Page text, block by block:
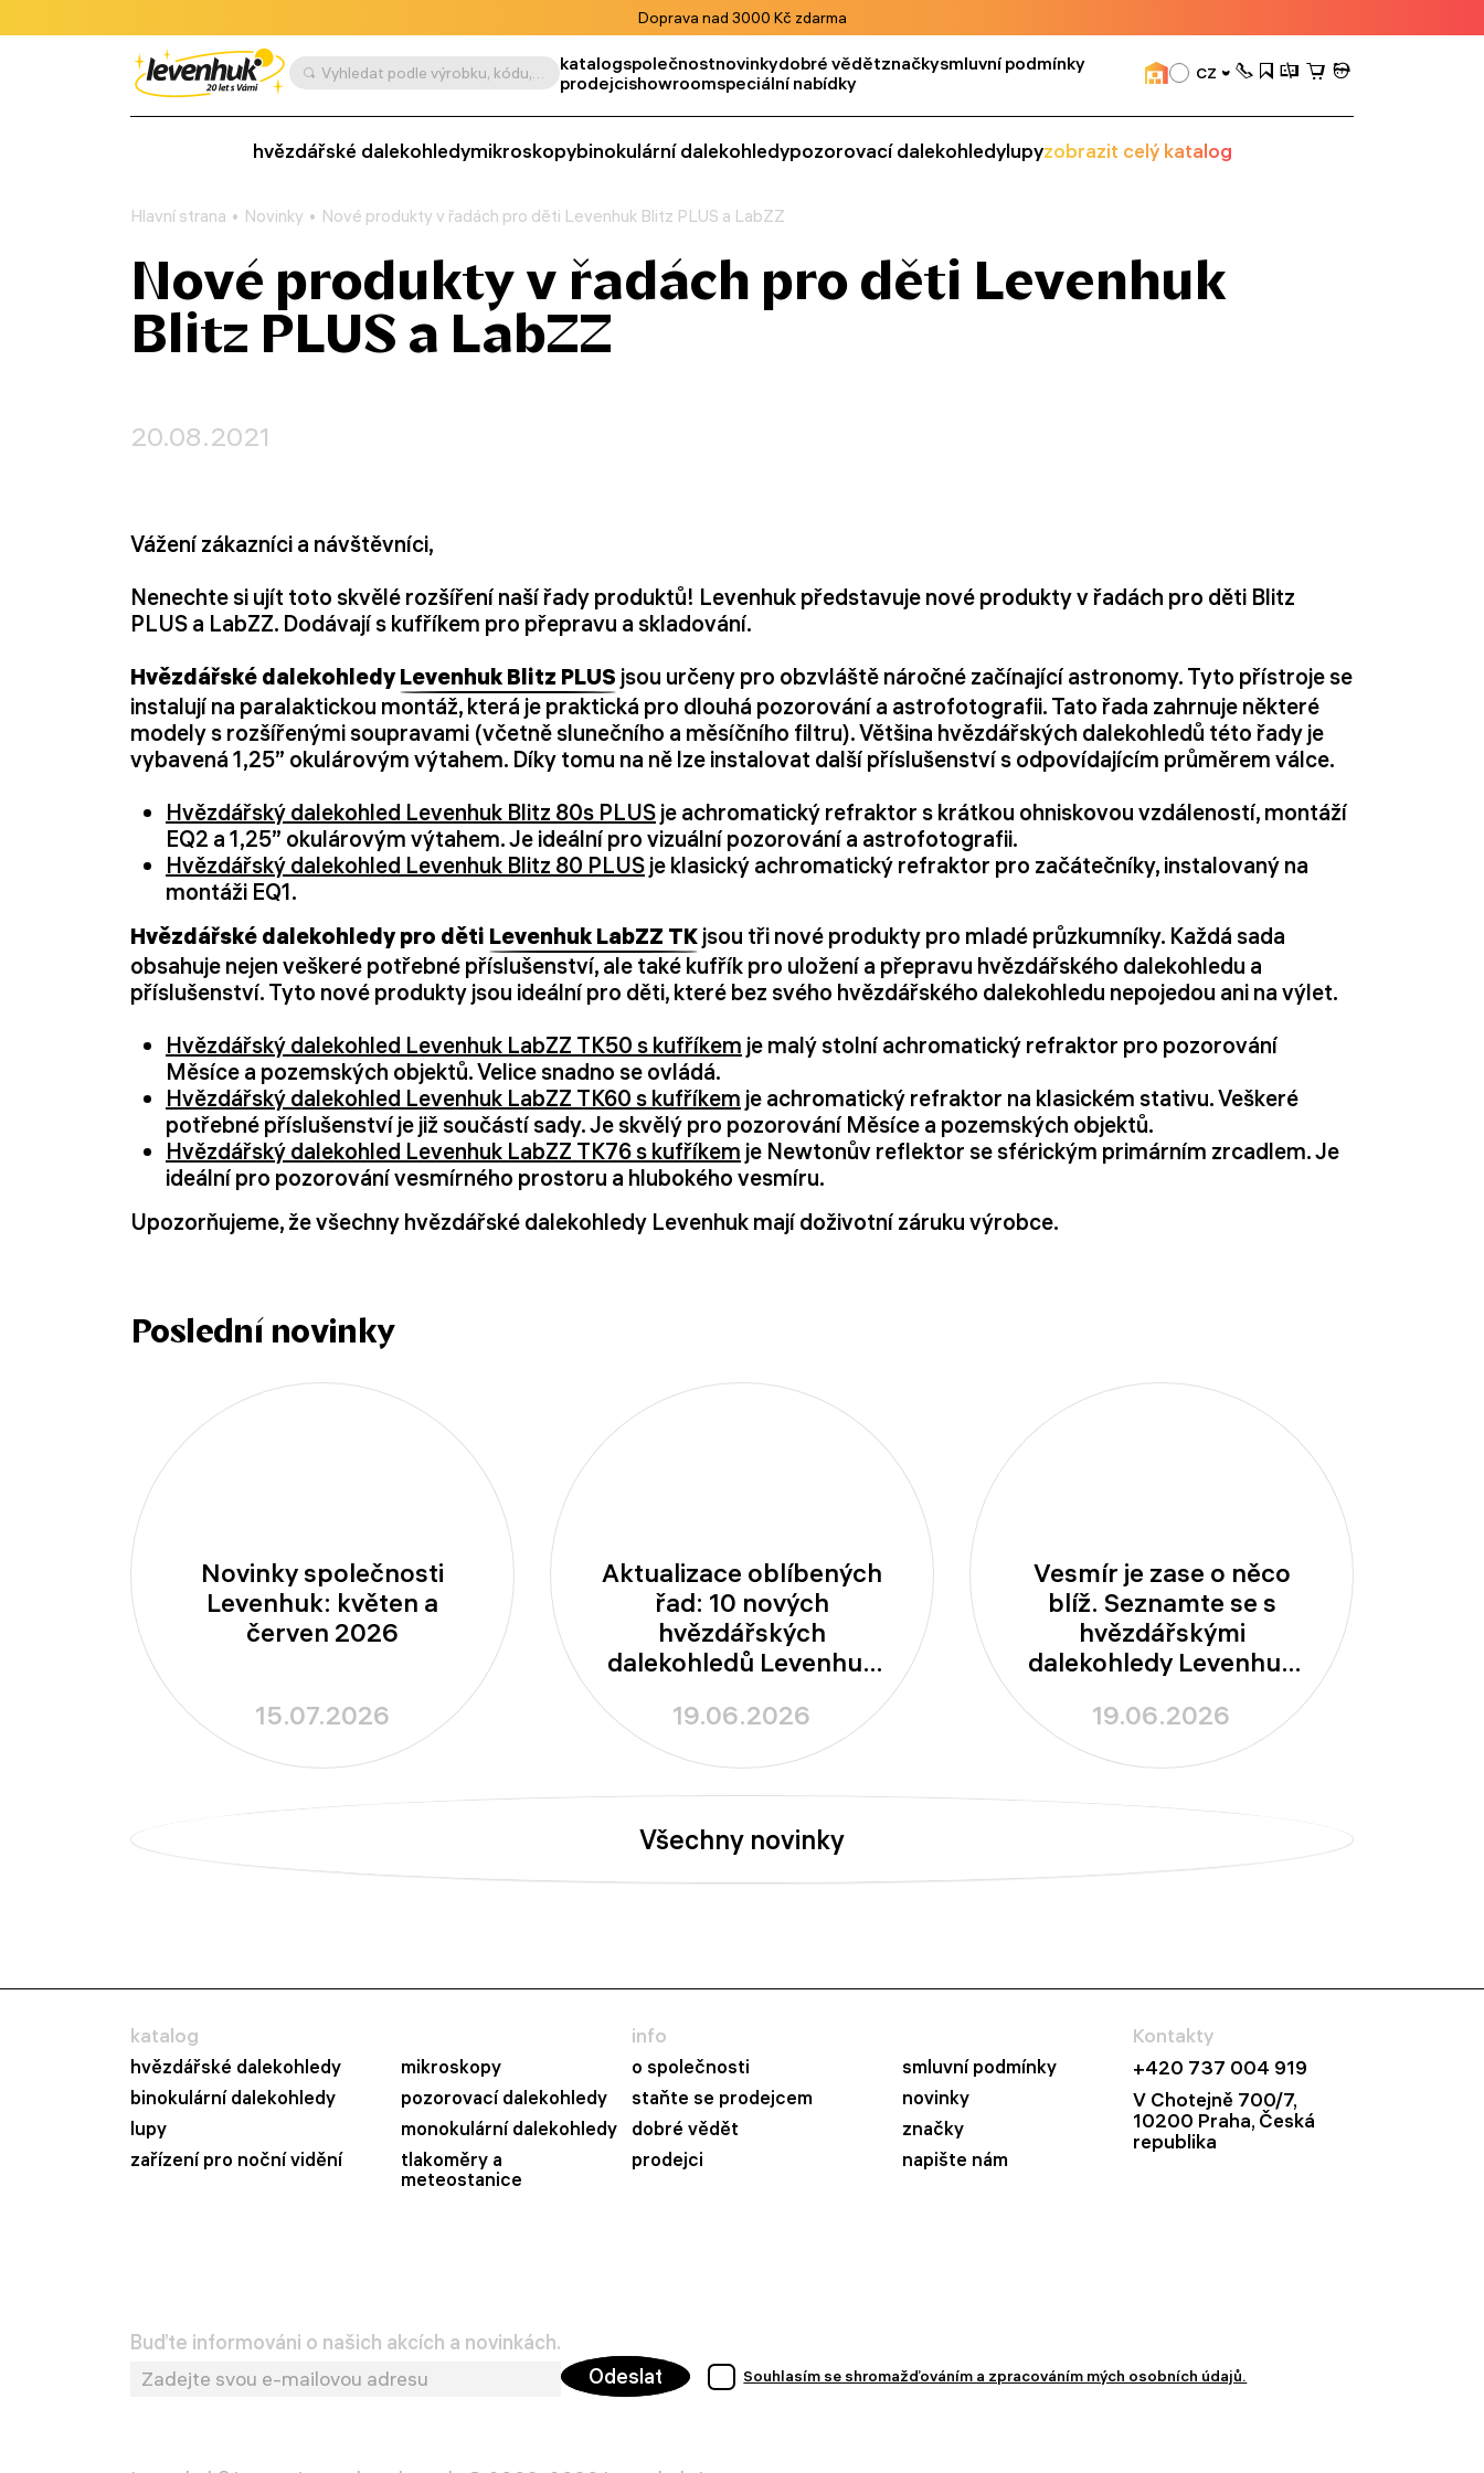
Doprava nad 3000 Kč zdarma
Vyhledat podle výrobku, kódu, kategorie apod. katalogspolečnostnovinkydobré vědětznačkysmluvní podmínky
prodejcishowroomspeciální nabídky CZ
hvězdářské dalekohledymikroskopybinokulární dalekohledypozorovací dalekohledylupyzobrazit celý katalog
Hlavní strana Novinky Nové produkty v řadách pro děti Levenhuk Blitz PLUS a LabZZ
Nové produkty v řadách pro děti Levenhuk
Blitz PLUS a LabZZ
20.08.2021
Vážení zákazníci a návštěvníci,
Nenechte si ujít toto skvělé rozšíření naší řady produktů! Levenhuk představuje nové produkty v řadách pro děti Blitz
PLUS a LabZZ. Dodávají s kufříkem pro přepravu a skladování.
Hvězdářské dalekohledyLevenhuk Blitz PLUS jsou určeny pro obzvláště náročné začínající astronomy. Tyto přístroje se
instalují na paralaktickou montáž, která je praktická pro dlouhá pozorování a astrofotografii. Tato řada zahrnuje některé
modely s rozšířenými soupravami (včetně slunečního a měsíčního filtru). Většina hvězdářských dalekohledů této řady je
vybavená 1,25” okulárovým výtahem. Díky tomu na ně lze instalovat další příslušenství s odpovídajícím průměrem válce.
Hvězdářský dalekohled Levenhuk Blitz 80s PLUS je achromatický refraktor s krátkou ohniskovou vzdáleností, montáží
EQ2 a 1,25” okulárovým výtahem. Je ideální pro vizuální pozorování a astrofotografii.
Hvězdářský dalekohled Levenhuk Blitz 80 PLUS je klasický achromatický refraktor pro začátečníky, instalovaný na
montáži EQ1.
Hvězdářské dalekohledy pro děti Levenhuk LabZZ TK jsou tři nové produkty pro mladé průzkumníky. Každá sada
obsahuje nejen veškeré potřebné příslušenství, ale také kufřík pro uložení a přepravu hvězdářského dalekohledu a
příslušenství. Tyto nové produkty jsou ideální pro děti, které bez svého hvězdářského dalekohledu nepojedou ani na výlet.
Hvězdářský dalekohled Levenhuk LabZZ TK50 s kufříkem je malý stolní achromatický refraktor pro pozorování
Měsíce a pozemských objektů. Velice snadno se ovládá.
Hvězdářský dalekohled Levenhuk LabZZ TK60 s kufříkem je achromatický refraktor na klasickém stativu. Veškeré
potřebné příslušenství je již součástí sady. Je skvělý pro pozorování Měsíce a pozemských objektů.
Hvězdářský dalekohled Levenhuk LabZZ TK76 s kufříkem je Newtonův reflektor se sférickým primárním zrcadlem. Je
ideální pro pozorování vesmírného prostoru a hlubokého vesmíru.
Upozorňujeme, že všechny hvězdářské dalekohledy Levenhuk mají doživotní záruku výrobce.
Poslední novinky
Novinky společnosti
Levenhuk: květen a
červen 2026
15.07.2026
Aktualizace oblíbených
řad: 10 nových
hvězdářských
dalekohledů Levenhuk
New Skyline PRO
19.06.2026
Vesmír je zase o něco
blíž. Seznamte se s
hvězdářskými
dalekohledy Levenhuk
19.06.2026
Všechny novinky
katalog
hvězdářské dalekohledy
mikroskopy
binokulární dalekohledy
pozorovací dalekohledy
lupy
monokulární dalekohledy
zařízení pro noční vidění
tlakoměry a
meteostanice
info
o společnosti
smluvní podmínky
staňte se prodejcem
novinky
dobré vědět
značky
prodejci
napište nám
Kontakty
+420 737 004 919
V Chotejně 700/7,
10200 Praha, Česká
republika
Buďte informováni o našich akcích a novinkách.
Odeslat
Souhlasím se shromažďováním a zpracováním mých osobních údajů.